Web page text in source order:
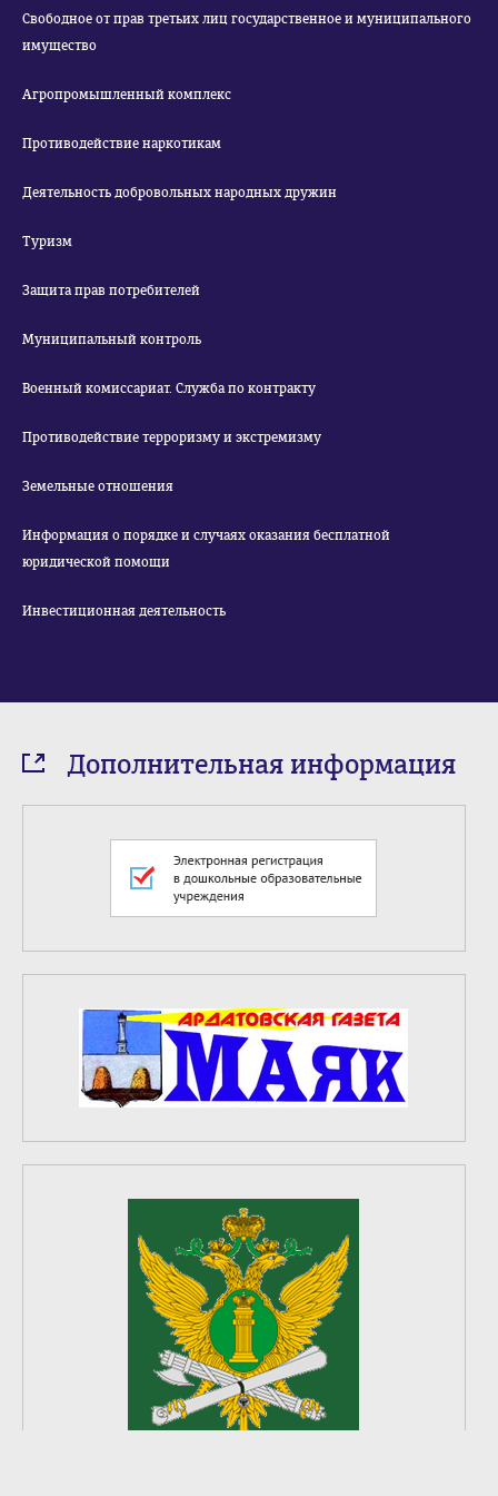
Свободное от прав третьих лиц государственное и муниципального
имущество
Агропромышленный комплекс
Противодействие наркотикам
Деятельность добровольных народных дружин
Туризм
Защита прав потребителей
Муниципальный контроль
Военный комиссариат. Служба по контракту
Противодействие терроризму и экстремизму
Земельные отношения
Информация о порядке и случаях оказания бесплатной
юридической помощи
Инвестиционная деятельность
Дополнительная информация